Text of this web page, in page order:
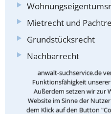
anwalt-suchservice.de
Funktionsfähigkeit
Außerdem setzen wir zur
Website im Sinne der
dem Klick auf den Button
Mietrecht und
Grundstücksrecht
Nachbarrecht
Verkehrsrecht
Verkehrsunfallrecht
Arbeitsrecht